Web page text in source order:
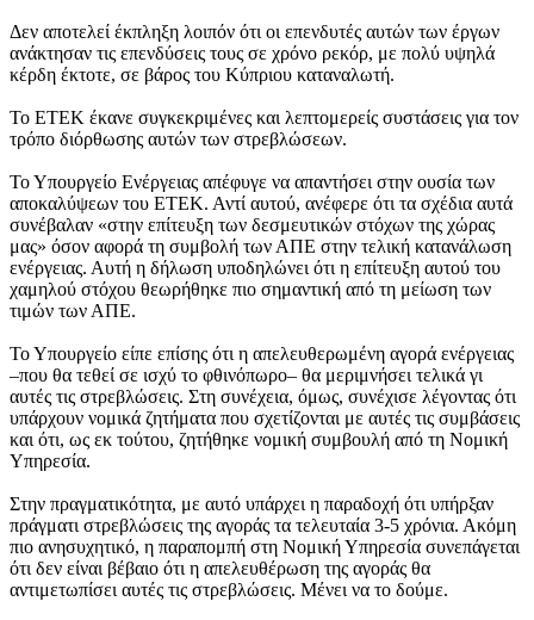
Δεν αποτελεί έκπληξη λοιπόν ότι οι επενδυτές αυτών των έργων
ανάκτησαν τις επενδύσεις τους σε χρόνο ρεκόρ, με πολύ υψηλά
κέρδη έκτοτε, σε βάρος του Κύπριου καταναλωτή.
Το ΕΤΕΚ έκανε συγκεκριμένες και λεπτομερείς συστάσεις για τον
τρόπο διόρθωσης αυτών των στρεβλώσεων.
Το Υπουργείο Ενέργειας απέφυγε να απαντήσει στην ουσία των
αποκαλύψεων του ΕΤΕΚ. Αντί αυτού, ανέφερε ότι τα σχέδια αυτά
συνέβαλαν «στην επίτευξη των δεσμευτικών στόχων της χώρας
μας» όσον αφορά τη συμβολή των ΑΠΕ στην τελική κατανάλωση
ενέργειας. Αυτή η δήλωση υποδηλώνει ότι η επίτευξη αυτού του
χαμηλού στόχου θεωρήθηκε πιο σημαντική από τη μείωση των
τιμών των ΑΠΕ.
Το Υπουργείο είπε επίσης ότι η απελευθερωμένη αγορά ενέργειας
–που θα τεθεί σε ισχύ το φθινόπωρο– θα μεριμνήσει τελικά γι
αυτές τις στρεβλώσεις. Στη συνέχεια, όμως, συνέχισε λέγοντας ότι
υπάρχουν νομικά ζητήματα που σχετίζονται με αυτές τις συμβάσεις
και ότι, ως εκ τούτου, ζητήθηκε νομική συμβουλή από τη Νομική
Υπηρεσία.
Στην πραγματικότητα, με αυτό υπάρχει η παραδοχή ότι υπήρξαν
πράγματι στρεβλώσεις της αγοράς τα τελευταία 3-5 χρόνια. Ακόμη
πιο ανησυχητικό, η παραπομπή στη Νομική Υπηρεσία συνεπάγεται
ότι δεν είναι βέβαιο ότι η απελευθέρωση της αγοράς θα
αντιμετωπίσει αυτές τις στρεβλώσεις. Μένει να το δούμε.